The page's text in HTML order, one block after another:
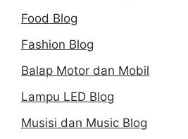
Food Blog
Fashion Blog
Balap Motor dan Mobil
Lampu LED Blog
Musisi dan Music Blog